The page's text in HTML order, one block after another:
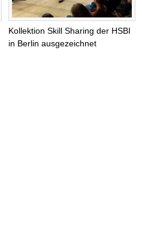
Kollektion Skill Sharing der HSBI
in Berlin ausgezeichnet